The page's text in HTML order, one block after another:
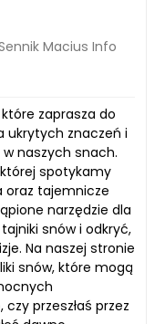
Macius Info
zaprasza do
ukrytych znaczeń i
naszych snach.
spotykamy
oraz tajemnicze
narzędzie dla
snów i odkryć,
Na naszej stronie
snów, które mogą
przeszłaś przez